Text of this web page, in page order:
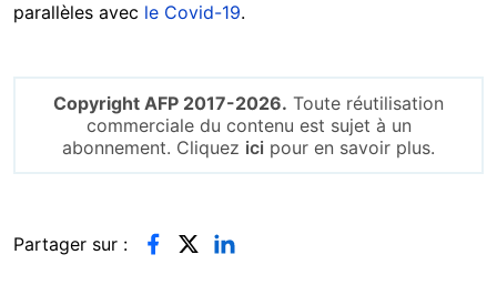
parallèles avec le Covid-19.
Copyright AFP 2017-2026. Toute réutilisation
commerciale du contenu est sujet à un
abonnement. Cliquez ici pour en savoir plus.
Partager sur :